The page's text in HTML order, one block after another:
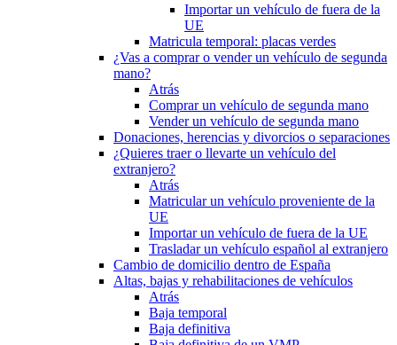
Importar un vehículo de fuera de la
UE
Matricula temporal: placas verdes
¿Vas a comprar o vender un vehículo de segunda
mano?
Atrás
Comprar un vehículo de segunda mano
Vender un vehículo de segunda mano
Donaciones, herencias y divorcios o separaciones
¿Quieres traer o llevarte un vehículo del
extranjero?
Atrás
Matricular un vehículo proveniente de la
UE
Importar un vehículo de fuera de la UE
Trasladar un vehículo español al extranjero
Cambio de domicilio dentro de España
Altas, bajas y rehabilitaciones de vehículos
Atrás
Baja temporal
Baja definitiva